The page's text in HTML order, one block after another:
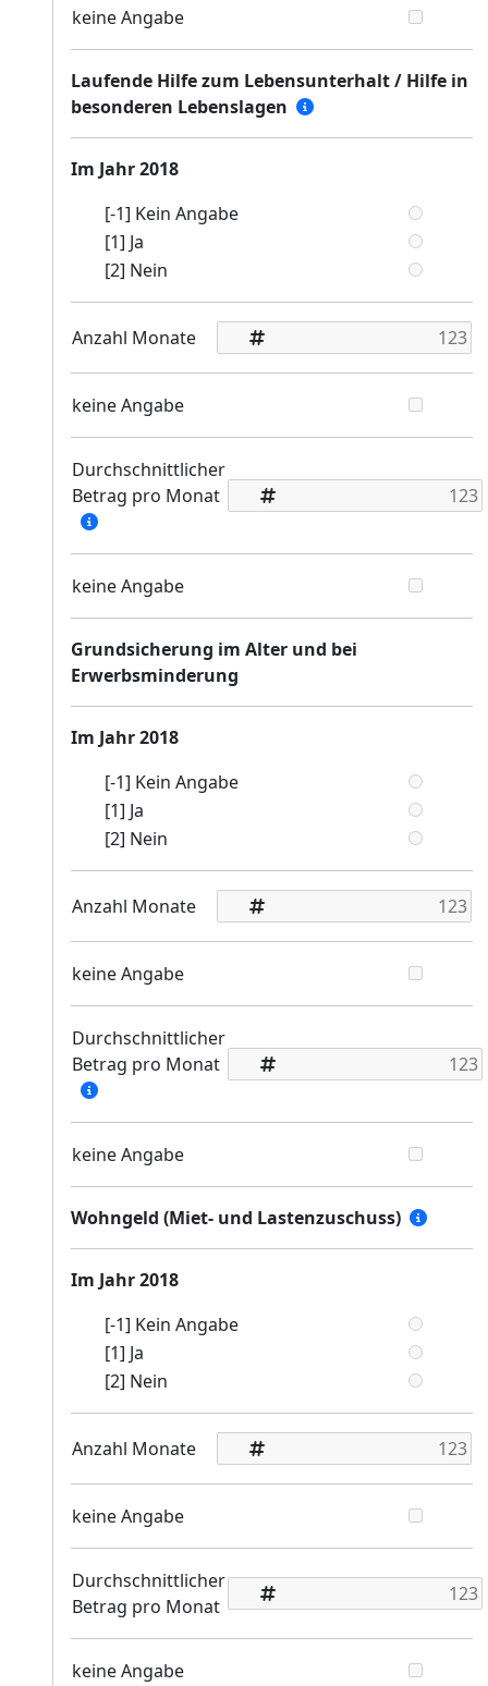
keine Angabe
Laufende Hilfe zum Lebensunterhalt / Hilfe in
besonderen Lebenslagen
Im Jahr 2018
[-1] Kein Angabe
[1] Ja
[2] Nein
Anzahl Monate
keine Angabe
Durchschnittlicher
Betrag pro Monat
keine Angabe
Grundsicherung im Alter und bei
Erwerbsminderung
Im Jahr 2018
[-1] Kein Angabe
[1] Ja
[2] Nein
Anzahl Monate
keine Angabe
Durchschnittlicher
Betrag pro Monat
keine Angabe
Wohngeld (Miet- und Lastenzuschuss)
Im Jahr 2018
[-1] Kein Angabe
[1] Ja
[2] Nein
Anzahl Monate
keine Angabe
Durchschnittlicher
Betrag pro Monat
keine Angabe